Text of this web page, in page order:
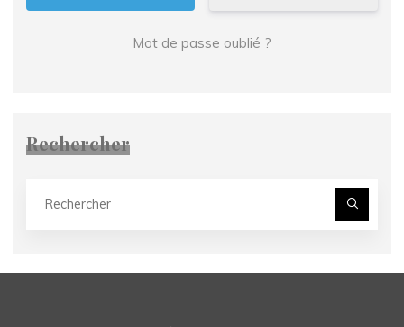
Mot de passe oublié ?
Rechercher